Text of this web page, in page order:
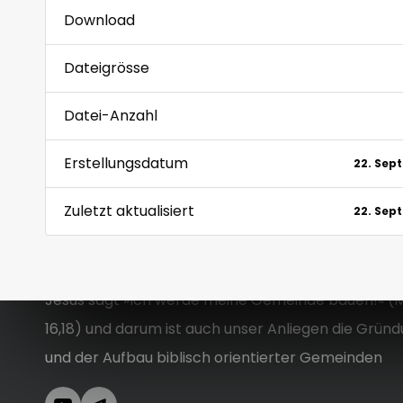
Download
Dateigrösse
Datei-Anzahl
Erstellungsdatum 22.
Zuletzt aktualisiert 22.
Jesus sagt »Ich werde meine Gemeinde bauen!«
16,18) und darum ist auch unser Anliegen die
und der Aufbau biblisch orientierter Gemeinden